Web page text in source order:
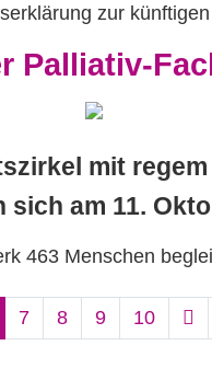
zur
Palliativ-
mit
am 11.
463 Menschen
7 8 9 10